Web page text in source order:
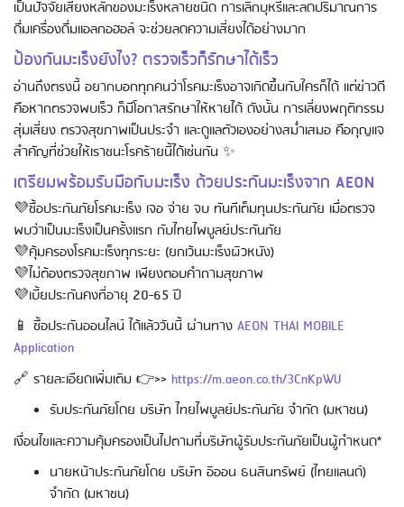
เป็นปัจจัยเสี่ยงหลักของมะเร็งหลายชนิด การเลิกบุหรี่และลดปริมาณการ
ดื่มเครื่องดื่มแอลกอฮอล์ จะช่วยลดความเสี่ยงได้อย่างมาก
ป้องกันมะเร็งยังไง? ตรวจเร็วก็รักษาได้เร็ว
อ่านถึงตรงนี้ อยากบอกทุกคนว่าโรคมะเร็งอาจเกิดขึ้นกับใครก็ได้ แต่ข่าวดี
คือหากตรวจพบเร็ว ก็มีโอกาสรักษาให้หายได้ ดังนั้น การเลี่ยงพฤติกรรม
สุ่มเสี่ยง ตรวจสุขภาพเป็นประจำ และดูแลตัวเองอย่างสม่ำเสมอ คือกุญแจ
สำคัญที่ช่วยให้เราชนะโรคร้ายนี้ได้เช่นกัน ✨
เตรียมพร้อมรับมือกับมะเร็ง ด้วยประกันมะเร็งจาก AEON
💜ซื้อประกันภัยโรคมะเร็ง เจอ จ่าย จบ ทันทีเต็มทุนประกันภัย เมื่อตรวจ
พบว่าเป็นมะเร็งเป็นครั้งแรก กับไทยไพบูลย์ประกันภัย
💜คุ้มครองโรคมะเร็งทุกระยะ (ยกเว้นมะเร็งผิวหนัง)
💜ไม่ต้องตรวจสุขภาพ เพียงตอบคำถามสุขภาพ
💜เบี้ยประกันคงที่อายุ 20-65 ปี
📱 ซื้อประกันออนไลน์ ได้แล้ววันนี้ ผ่านทาง AEON THAI MOBILE
Application
🔗 รายละเอียดเพิ่มเติม 👉>> https://m.aeon.co.th/3CnKpWU
รับประกันภัยโดย บริษัท ไทยไพบูลย์ประกันภัย จำกัด (มหาชน)
เงื่อนไขและความคุ้มครองเป็นไปตามที่บริษัทผู้รับประกันภัยเป็นผู้กำหนด*
นายหน้าประกันภัยโดย บริษัท อิออน ธนสินทรัพย์ (ไทยแลนด์)
จำกัด (มหาชน)
Using AEON Cards - Shopping (Abroad)
Using AEON Cards - Shopping (Online)
Using AEON Cards - Cashing / Advanced
Cash Withdrawal